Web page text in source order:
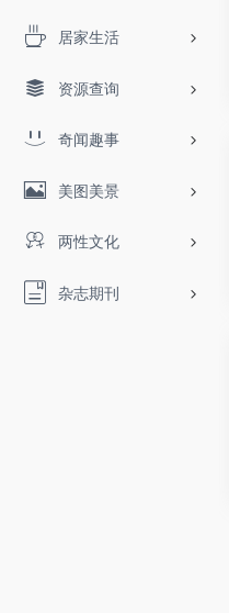
居家生活
资源查询
奇闻趣事
美图美景
两性文化
杂志期刊